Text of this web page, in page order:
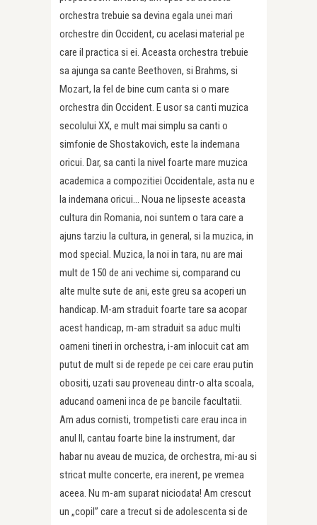
orchestra trebuie sa devina egala unei mari
orchestre din Occident, cu acelasi material pe
care il practica si ei. Aceasta orchestra trebuie
sa ajunga sa cante Beethoven, si Brahms, si
Mozart, la fel de bine cum canta si o mare
orchestra din Occident. E usor sa canti muzica
secolului XX, e mult mai simplu sa canti o
simfonie de Shostakovich, este la indemana
oricui. Dar, sa canti la nivel foarte mare muzica
academica a compozitiei Occidentale, asta nu e
la indemana oricui… Noua ne lipseste aceasta
cultura din Romania, noi suntem o tara care a
ajuns tarziu la cultura, in general, si la muzica, in
mod special. Muzica, la noi in tara, nu are mai
mult de 150 de ani vechime si, comparand cu
alte multe sute de ani, este greu sa acoperi un
handicap. M-am straduit foarte tare sa acopar
acest handicap, m-am straduit sa aduc multi
oameni tineri in orchestra, i-am inlocuit cat am
putut de mult si de repede pe cei care erau putin
obositi, uzati sau proveneau dintr-o alta scoala,
aducand oameni inca de pe bancile facultatii.
Am adus cornisti, trompetisti care erau inca in
anul II, cantau foarte bine la instrument, dar
habar nu aveau de muzica, de orchestra, mi-au si
stricat multe concerte, era inerent, pe vremea
aceea. Nu m-am suparat niciodata! Am crescut
un „copil” care a trecut si de adolescenta si de